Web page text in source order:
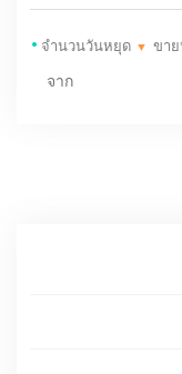
• จำนวนวันหยุด ▼ ขาย
จาก